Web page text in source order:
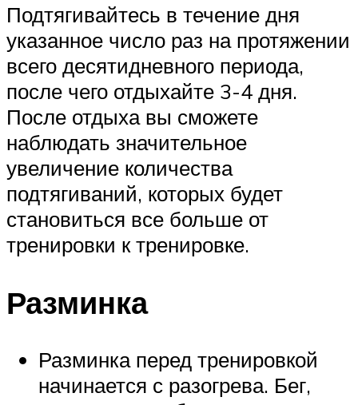
Подтягивайтесь в течение дня
указанное число раз на протяжении
всего десятидневного периода,
после чего отдыхайте 3-4 дня.
После отдыха вы сможете
наблюдать значительное
увеличение количества
подтягиваний, которых будет
становиться все больше от
тренировки к тренировке.
Разминка
Разминка перед тренировкой
начинается с разогрева. Бег,